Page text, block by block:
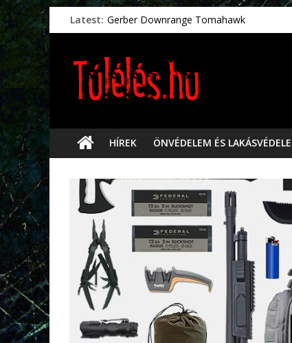
Latest: Gerber Downrange Tomahawk
Vészhelyzeti élelmiszerek
Vészhelyzetkezelés
Préselt törlőkendők
HÍREK ÖNVÉDELEM ÉS